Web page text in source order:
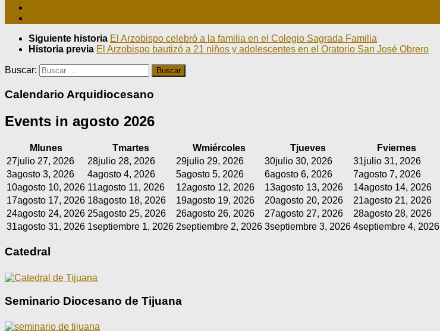
Siguiente historia El Arzobispo celebró a la familia en el Colegio Sagrada Familia
Historia previa El Arzobispo bautizó a 21 niños y adolescentes en el Oratorio San José Obrero
Buscar:
Calendario Arquidiocesano
Events in agosto 2026
M lunes Tmartes Wmiércoles Tjueves Fviernes
27julio 27, 2026 28julio 28, 2026 29julio 29, 2026 30julio 30, 2026 31julio 31, 2026
3agosto 3, 2026 4agosto 4, 2026 5agosto 5, 2026 6agosto 6, 2026 7agosto 7, 2026
10agosto 10, 2026 11agosto 11, 2026 12agosto 12, 2026 13agosto 13, 2026 14agosto 14, 2026
17agosto 17, 2026 18agosto 18, 2026 19agosto 19, 2026 20agosto 20, 2026 21agosto 21, 2026
24agosto 24, 2026 25agosto 25, 2026 26agosto 26, 2026 27agosto 27, 2026 28agosto 28, 2026
31agosto 31, 2026 1septiembre 1, 2026 2septiembre 2, 2026 3septiembre 3, 2026 4septiembre 4, 2026
Catedral
Seminario Diocesano de Tijuana